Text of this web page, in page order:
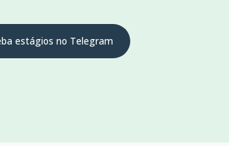
estágios no Telegram